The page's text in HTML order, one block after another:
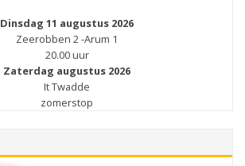
Dinsdag 11 augustus 2026
Zeerobben 2 -Arum 1
20.00 uur
Zaterdag augustus 2026
It Twadde
zomerstop